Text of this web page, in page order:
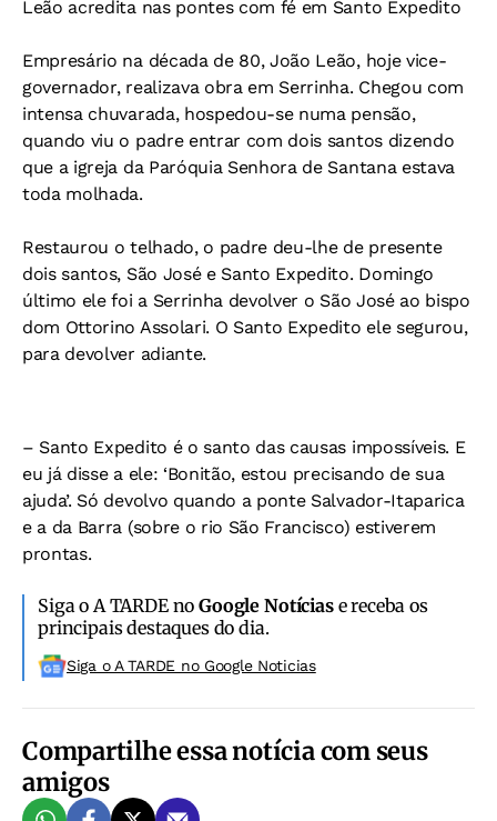
Leão acredita nas pontes com fé em Santo Expedito
Empresário na década de 80, João Leão, hoje vice-
governador, realizava obra em Serrinha. Chegou com
intensa chuvarada, hospedou-se numa pensão,
quando viu o padre entrar com dois santos dizendo
que a igreja da Paróquia Senhora de Santana estava
toda molhada.
Restaurou o telhado, o padre deu-lhe de presente
dois santos, São José e Santo Expedito. Domingo
último ele foi a Serrinha devolver o São José ao bispo
dom Ottorino Assolari. O Santo Expedito ele segurou,
para devolver adiante.
– Santo Expedito é o santo das causas impossíveis. E
eu já disse a ele: ‘Bonitão, estou precisando de sua
ajuda’. Só devolvo quando a ponte Salvador-Itaparica
e a da Barra (sobre o rio São Francisco) estiverem
prontas.
Siga o A TARDE noGoogle Notíciase receba os
principais destaques do dia.
Siga o A TARDE no Google Noticias
Compartilhe essa notícia com seus
amigos